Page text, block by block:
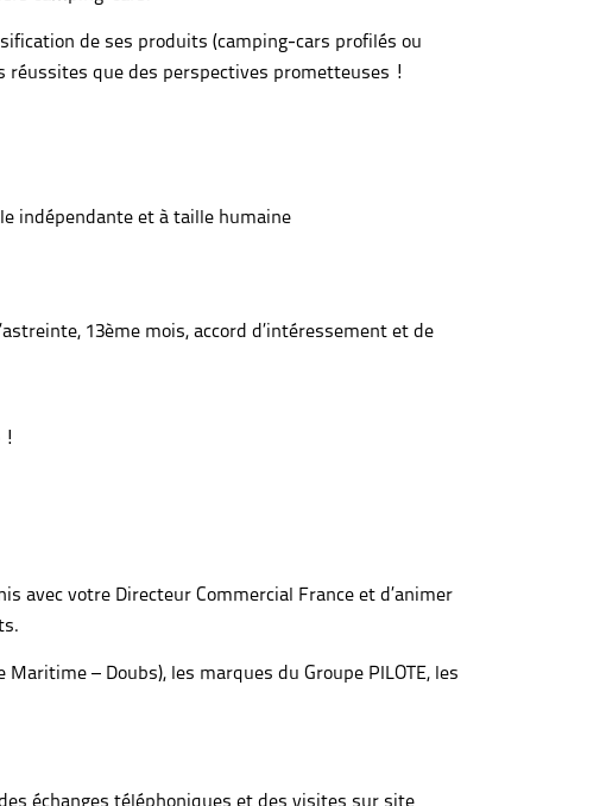
de ses produits (camping-cars profilés ou
réussites que des perspectives prometteuses !
indépendante et à taille humaine
13ème mois, accord d’intéressement et de
!
votre Directeur Commercial France et d’animer
– Doubs), les marques du Groupe PILOTE, les